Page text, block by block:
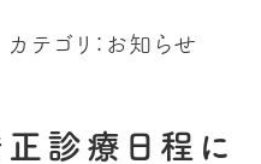
カテゴリ： お知らせ
診療日程に